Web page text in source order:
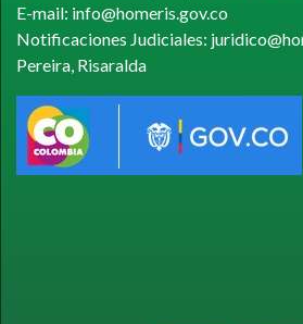
E-mail: info@homeris.gov.co
Notificaciones Judiciales:
Pereira, Risaralda